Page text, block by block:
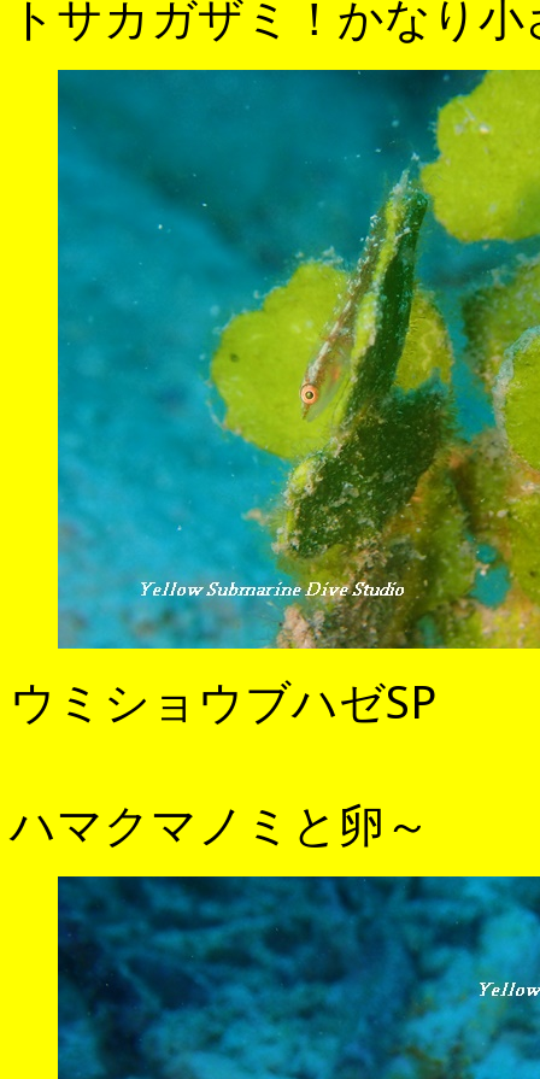
トサカガザミ！かなり
ウミショウブハゼSP
ハマクマノミと卵～